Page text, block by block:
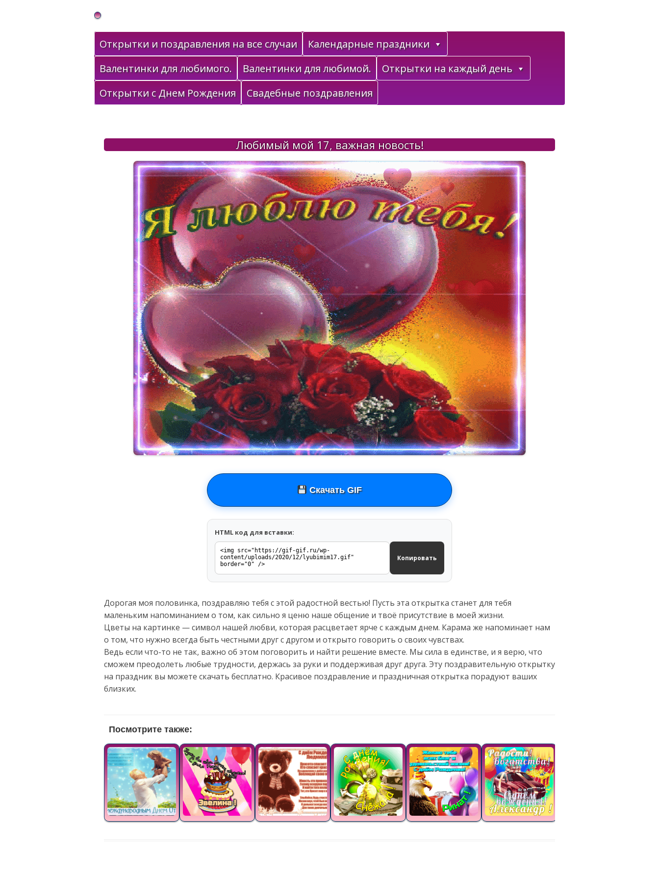
Gif Открытки в подарок
Открытки и поздравления на все случаи
Календарные праздники
Валентинки для любимого.
Валентинки для любимой.
Открытки на каждый день
Открытки с Днем Рождения
Свадебные поздравления
Любимый мой 17, важная новость!
Скачать GIF
HTML код для вставки:
Копировать
Дорогая моя половинка, поздравляю тебя с этой радостной вестью! Пусть эта открытка станет для тебя
маленьким напоминанием о том, как сильно я ценю наше общение и твоё присутствие в моей жизни.
Цветы на картинке — символ нашей любви, которая расцветает ярче с каждым днем. Карама же напоминает нам
о том, что нужно всегда быть честными друг с другом и открыто говорить о своих чувствах.
Ведь если что-то не так, важно об этом поговорить и найти решение вместе. Мы сила в единстве, и я верю, что
сможем преодолеть любые трудности, держась за руки и поддерживая друг друга. Эту поздравительную открытку
на праздник вы можете скачать бесплатно. Красивое поздравление и праздничная открытка порадуют ваших
близких.
Посмотрите также: